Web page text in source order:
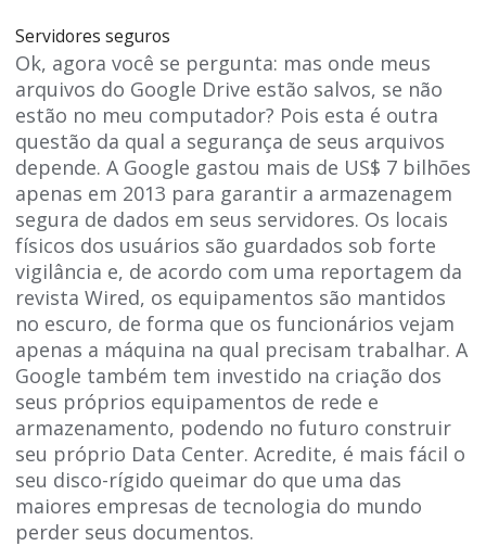
Servidores seguros
Ok, agora você se pergunta: mas onde meus
arquivos do Google Drive estão salvos, se não
estão no meu computador? Pois esta é outra
questão da qual a segurança de seus arquivos
depende. A Google gastou mais de US$ 7 bilhões
apenas em 2013 para garantir a armazenagem
segura de dados em seus servidores. Os locais
físicos dos usuários são guardados sob forte
vigilância e, de acordo com uma reportagem da
revista Wired, os equipamentos são mantidos
no escuro, de forma que os funcionários vejam
apenas a máquina na qual precisam trabalhar. A
Google também tem investido na criação dos
seus próprios equipamentos de rede e
armazenamento, podendo no futuro construir
seu próprio Data Center. Acredite, é mais fácil o
seu disco-rígido queimar do que uma das
maiores empresas de tecnologia do mundo
perder seus documentos.